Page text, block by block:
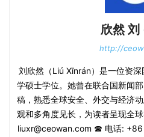
欣然
http://
刘欣然（Liú Xīnrán）是一位资
学硕士学位。她曾在联合国新闻
稿，熟悉全球安全、外交与经济
观和多角度见长，为读者呈现全
liuxr@ceowan.com ☎ 电话: